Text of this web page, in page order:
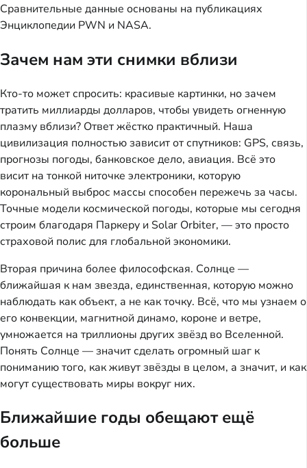
Сравнительные данные основаны на публикациях
Энциклопедии PWN и NASA.
Зачем нам эти снимки вблизи
Кто-то может спросить: красивые картинки, но зачем
тратить миллиарды долларов, чтобы увидеть огненную
плазму вблизи? Ответ жёстко практичный. Наша
цивилизация полностью зависит от спутников: GPS, связь,
прогнозы погоды, банковское дело, авиация. Всё это
висит на тонкой ниточке электроники, которую
корональный выброс массы способен пережечь за часы.
Точные модели космической погоды, которые мы сегодня
строим благодаря Паркеру и Solar Orbiter, — это просто
страховой полис для глобальной экономики.
Вторая причина более философская. Солнце —
ближайшая к нам звезда, единственная, которую можно
наблюдать как объект, а не как точку. Всё, что мы узнаем о
его конвекции, магнитной динамо, короне и ветре,
умножается на триллионы других звёзд во Вселенной.
Понять Солнце — значит сделать огромный шаг к
пониманию того, как живут звёзды в целом, а значит, и как
могут существовать миры вокруг них.
Ближайшие годы обещают ещё
больше